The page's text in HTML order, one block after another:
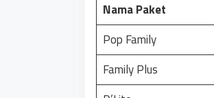
Nama Paket
Pop Family
Family Plus